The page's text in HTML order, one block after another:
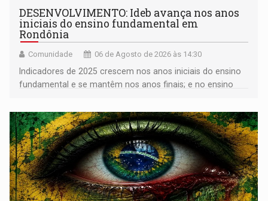
DESENVOLVIMENTO: Ideb avança nos anos
iniciais do ensino fundamental em
Rondônia
Comunidade 06 de Agosto de 2026 às 14:30
Indicadores de 2025 crescem nos anos iniciais do ensino
fundamental e se mantêm nos anos finais; e no ensino